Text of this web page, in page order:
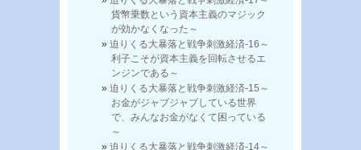
貨幣乗数という資本主義のマジック
が効かなくなった～
迫りくる大暴落と戦争刺激経済-16～
利子こそが資本主義を回転させるエ
ンジンである～
迫りくる大暴落と戦争刺激経済-15～
お金がジャブジャブしている世界
で、みんなお金がなくて困っている
～
迫りくる大暴落と戦争刺激経済-14～